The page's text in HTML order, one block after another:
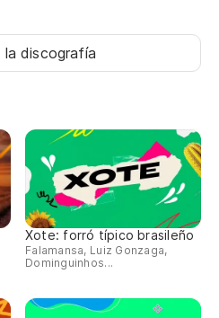
discografía
Xote: forró típico brasileño
Falamansa, Luiz Gonzaga,
Dominguinhos...